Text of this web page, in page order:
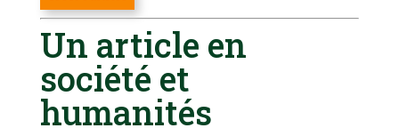
Un article en
société et
humanités